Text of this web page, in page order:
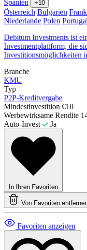
Spanien +10
Österreich Bulgarien
Niederlande Polen Portugal
Debitum Investments ist
Investmentplattform, die
Investitionsmöglichkeiten
Branche
KMU
Typ
P2P-Kreditvergabe
Mindestinvestition €10
Werbewirksame Rendite
Auto-Invest
Ja
In Ihren Favoriten
Von Favoriten
Favoriten anzeigen